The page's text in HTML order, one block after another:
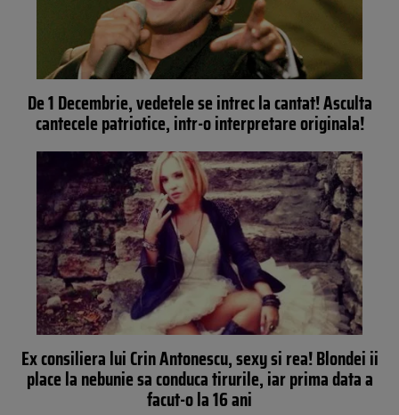
De 1 Decembrie, vedetele se intrec la cantat! Asculta
cantecele patriotice, intr-o interpretare originala!
Ex consiliera lui Crin Antonescu, sexy si rea! Blondei ii
place la nebunie sa conduca tirurile, iar prima data a
facut-o la 16 ani